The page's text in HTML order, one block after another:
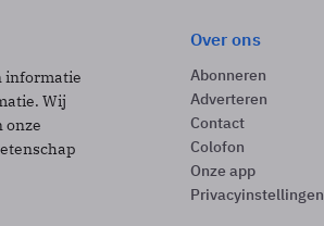
informatie
Wij
onze
Over ons
Abonneren
Adverteren
Contact
Colofon
Onze app
Privacyinstellingen